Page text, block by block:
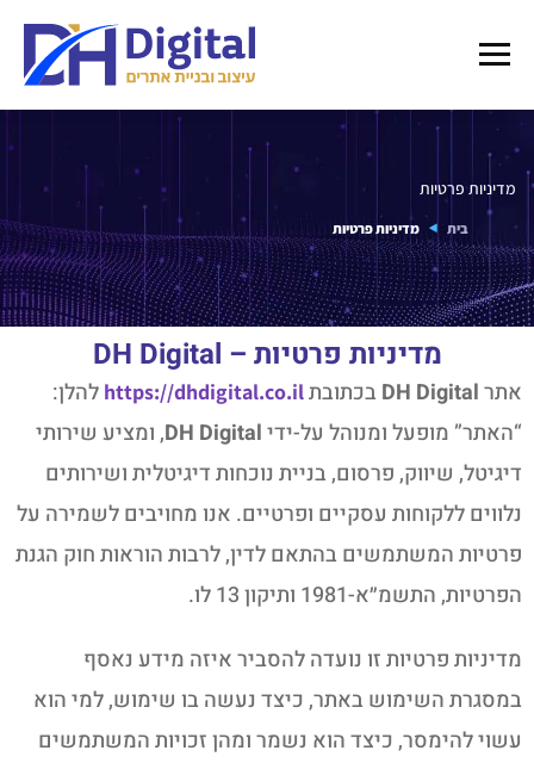
מדיניות פרטיות
בית מדיניות פרטיות
מדיניות פרטיות – DH Digital
אתרDH Digitalבכתובתhttps://dhdigital.co.il להלן:
“האתר” מופעל ומנוהל על-ידיDH Digital, ומציע שירותי
דיגיטל, שיווק, פרסום, בניית נוכחות דיגיטלית ושירותים
נלווים ללקוחות עסקיים ופרטיים. אנו מחויבים לשמירה על
פרטיות המשתמשים בהתאם לדין, לרבות הוראות חוק הגנת
הפרטיות, התשמ״א-1981 ותיקון 13 לו.
מדיניות פרטיות זו נועדה להסביר איזה מידע נאסף
במסגרת השימוש באתר, כיצד נעשה בו שימוש, למי הוא
עשוי להימסר, כיצד הוא נשמר ומהן זכויות המשתמשים